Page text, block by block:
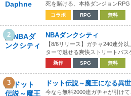
死を賭ける、本格ダンジョンRPG
コラボ RPG 無料
2 NBAダンクシティ
【8/6リリース】ガチャ240連分
ターで魅せる爽快ストリートバス
新作 SPG 無料
3 ドット伝説～魔王になる異
今なら無料2000連ガチャが引け